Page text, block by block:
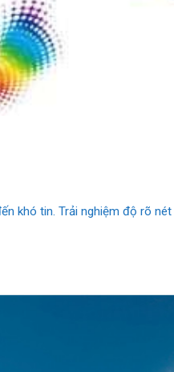
khó tin. Trải nghiệm độ rõ